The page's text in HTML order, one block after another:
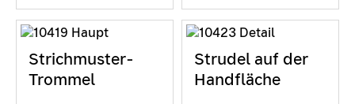
Strichmuster-
Trommel
Strudel auf der
Handfläche